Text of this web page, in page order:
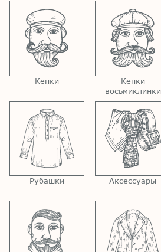
Кепки
Кепки
восьмиклинки
Рубашки Аксессуары